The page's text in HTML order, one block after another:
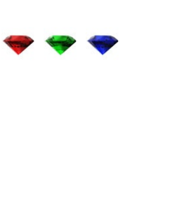
40 cm et maillon de
Rubis Emeraude
Saphir
bleu